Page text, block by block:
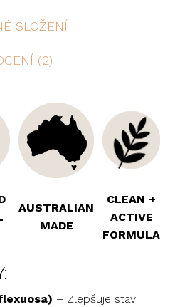
SLOŽENÍ
(2)
AUSTRALIAN
MADE
CLEAN +
ACTIVE
FORMULA
– Zlepšuje stav